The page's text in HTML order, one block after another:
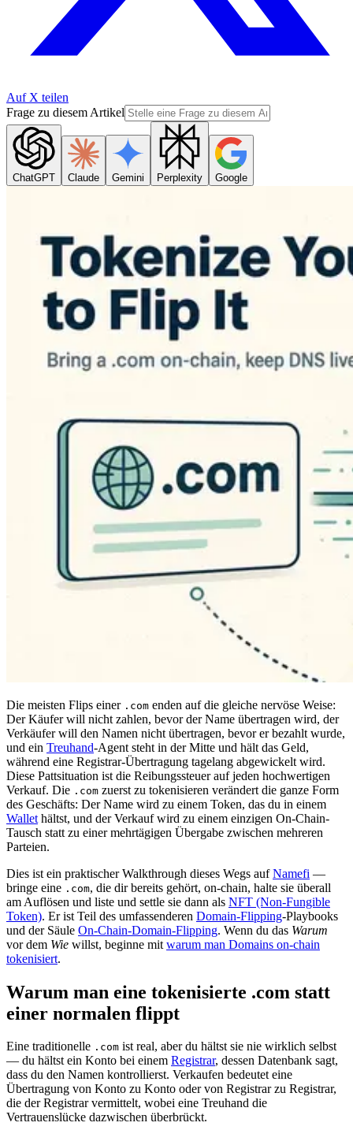
Auf X teilen
Frage zu diesem Artikel
ChatGPT Claude Gemini Perplexity Google
Die meisten Flips einer .com enden auf die gleiche nervöse Weise:
Der Käufer will nicht zahlen, bevor der Name übertragen wird, der
Verkäufer will den Namen nicht übertragen, bevor er bezahlt wurde,
und ein Treuhand-Agent steht in der Mitte und hält das Geld,
während eine Registrar-Übertragung tagelang abgewickelt wird.
Diese Pattsituation ist die Reibungssteuer auf jeden hochwertigen
Verkauf. Die .com zuerst zu tokenisieren verändert die ganze Form
des Geschäfts: Der Name wird zu einem Token, das du in einem
Wallet hältst, und der Verkauf wird zu einem einzigen On-Chain-
Tausch statt zu einer mehrtägigen Übergabe zwischen mehreren
Parteien.
Dies ist ein praktischer Walkthrough dieses Wegs aufNamefi —
bringe eine .com, die dir bereits gehört, on-chain, halte sie überall
am Auflösen und liste und settle sie dann als NFT (Non-Fungible
Token). Er ist Teil des umfassenderen Domain-Flipping-Playbooks
und der Säule On-Chain-Domain-Flipping. Wenn du das Warum
vor dem Wie willst, beginne mit warum man Domains on-chain
tokenisiert.
Warum man eine tokenisierte .com statt
einer normalen flippt
Eine traditionelle .com ist real, aber du hältst sie nie wirklich selbst
— du hältst ein Konto bei einem Registrar, dessen Datenbank sagt,
dass du den Namen kontrollierst. Verkaufen bedeutet eine
Übertragung von Konto zu Konto oder von Registrar zu Registrar,
die der Registrar vermittelt, wobei eine Treuhand die
Vertrauenslücke dazwischen überbrückt.